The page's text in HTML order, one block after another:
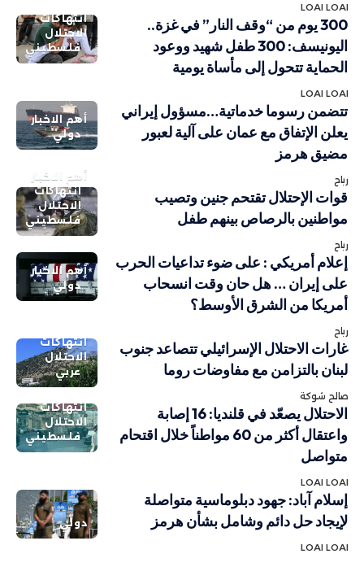
LOAI LOAI
انتهاكات
الاحتلال
فلسطيني
300 يوم من “وقف النار” في غزة..
اليونيسف: 300 طفل شهيد ووعود
الحماية تتحول إلى مأساة يومية
LOAI LOAI
أهم الاخبار
دولي
تتضمن رسوما خدماتية…مسؤول إيراني
يعلن الإتفاق مع عمان على آلية لعبور
مضيق هرمز
رباح
أهم الاخبار
انتهاكات
الاحتلال
فلسطيني
قوات الإحتلال تقتحم جنين وتصيب
مواطنين بالرصاص بينهم طفل
رباح
أهم الاخبار
دولي
إعلام أمريكي : على ضوء تداعيات الحرب
على إيران … هل حان وقت انسحاب
أمريكا من الشرق الأوسط؟
رباح
انتهاكات
الاحتلال
عربي
غارات الاحتلال الإسرائيلي تتصاعد جنوب
لبنان بالتزامن مع مفاوضات روما
صالح شوكة
انتهاكات
الاحتلال
فلسطيني
الاحتلال يصعّد في قلنديا: 16 إصابة
واعتقال أكثر من 60 مواطناً خلال اقتحام
متواصل
LOAI LOAI
دولي
إسلام آباد: جهود دبلوماسية متواصلة
لإيجاد حل دائم وشامل بشأن هرمز
LOAI LOAI